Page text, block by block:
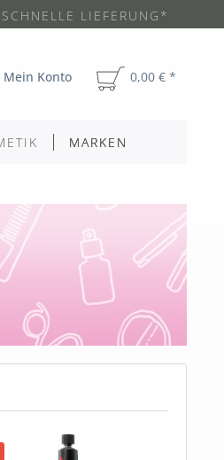
SCHNELLE LIEFERUNG*
Mein Konto 0,00 € *
MARKEN